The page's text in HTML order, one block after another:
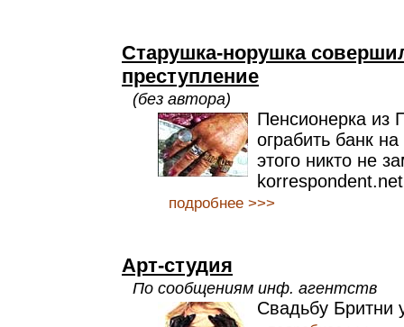
Старушка-норушка
преступление
(без автора)
Пенсионерка из
ограбить банк
этого никто не
подробнее >>>
Арт-студия
По сообщениям инф. агентств
Свадьбу Бритни